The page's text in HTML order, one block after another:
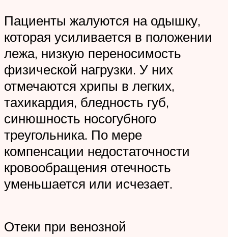
Пациенты жалуются на одышку,
которая усиливается в положении
лежа, низкую переносимость
физической нагрузки. У них
отмечаются хрипы в легких,
тахикардия, бледность губ,
синюшность носогубного
треугольника. По мере
компенсации недостаточности
кровообращения отечность
уменьшается или исчезает.
Отеки при венозной